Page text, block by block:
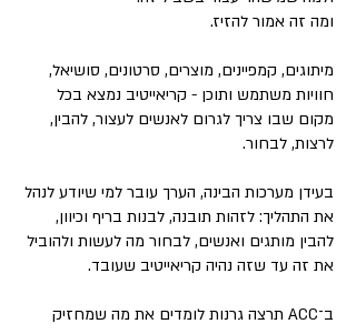
ומה זה אמור להזיז.
מיתוגים, קמפיינים, מוצרים, סרטונים, סושיאל,
חוויות משתמש ותוכן - קריאייטיב נמצא בכל
מקום שבו צריך לגרום לאנשים לעצור, להבין,
לרצות, לבחור.
בעידן מערכות הבינה, הערך עובר למי שיודע לנהל
את התהליך: לזהות תובנה, לבנות בריף וכיוון,
להבין מותגים ואנשים, לבחור מה לעשות ולהוביל
את זה עד שזה נהיה קריאייטיב שעובד.
ב־ACC תרצה גרנות לומדים את מה שמחזיק